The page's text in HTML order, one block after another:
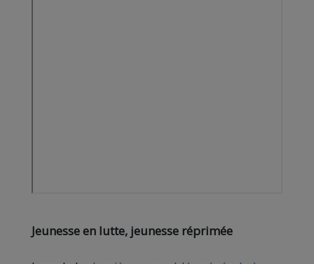
Jeunesse en lutte, jeunesse réprimée